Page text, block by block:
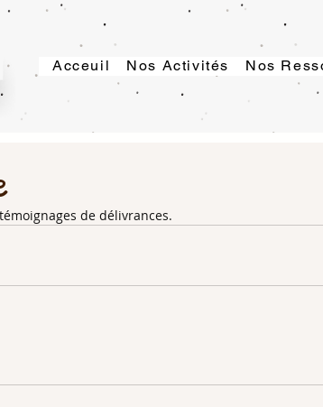
Acceuil Nos Activités Nos
de délivrances.